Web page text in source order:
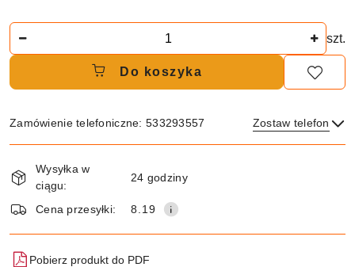
szt.
Do koszyka
Zamówienie telefoniczne: 533293557 Zostaw telefon
i
dostawa
Wysyłka w
ciągu:
24 godziny
Cena przesyłki: 8.19
Pobierz produkt do PDF